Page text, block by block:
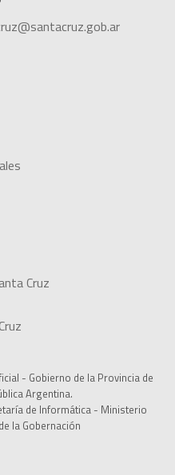
Cruz
- Gobierno de la Provincia de
Argentina.
de Informática - Ministerio
la Gobernación